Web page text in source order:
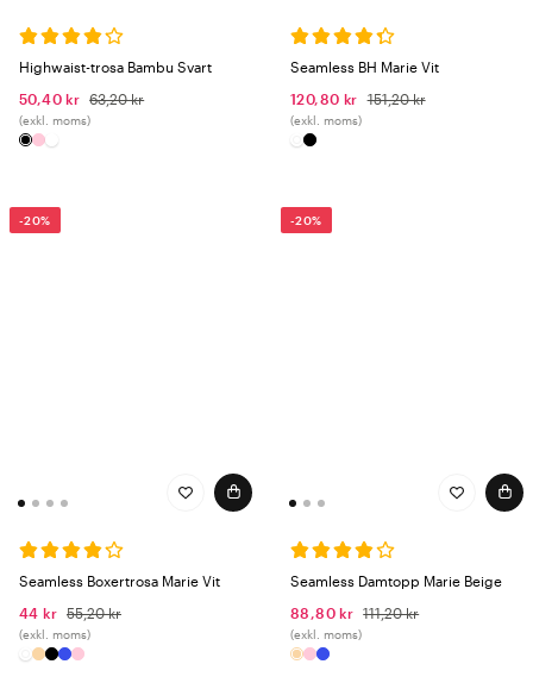
Highwaist-trosa Bambu Svart
50,40 kr 63,20 kr
(exkl. moms)
Seamless BH Marie Vit
120,80 kr
151,20 kr
(exkl. moms)
-20%
Seamless Boxertrosa Marie Vit
44 kr 55,20 kr
(exkl. moms)
-20%
Seamless Damtopp Marie Beige
88,80 kr 111,20 kr
(exkl. moms)